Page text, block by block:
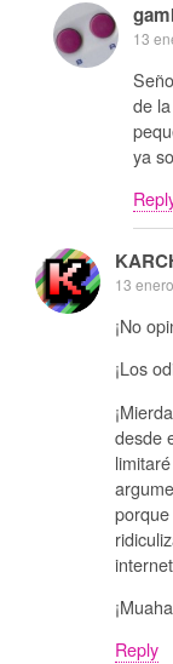
13
de
ya
13
¡No
¡Los
desde
porque
Reply